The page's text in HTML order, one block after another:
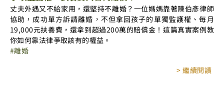
丈夫外遇又不給家用，還堅持不離婚？一位媽媽靠著陳伯彥律師
協助，成功單方訴請離婚，不但拿回孩子的單獨監護權、每月
19,000元扶養費，還拿到超過200萬的賠償金！這篇真實案例教
你如何靠法律爭取該有的權益。
離婚
> 繼續閱讀